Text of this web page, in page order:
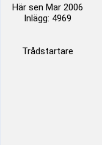
Här sen Mar 2006
Inlägg: 4969
Trådstartare